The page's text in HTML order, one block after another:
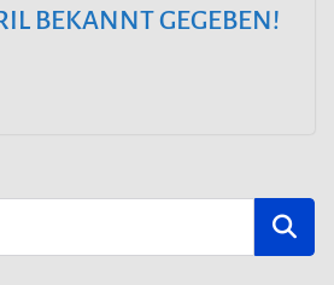
BEKANNT GEGEBEN!